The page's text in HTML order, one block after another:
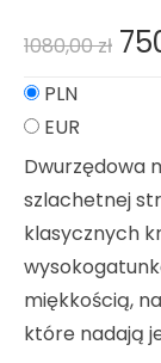
1080,00zł
PLN
EUR
Dwurzędowa
szlachetnej
klasycznych
miękkością,
które nadają